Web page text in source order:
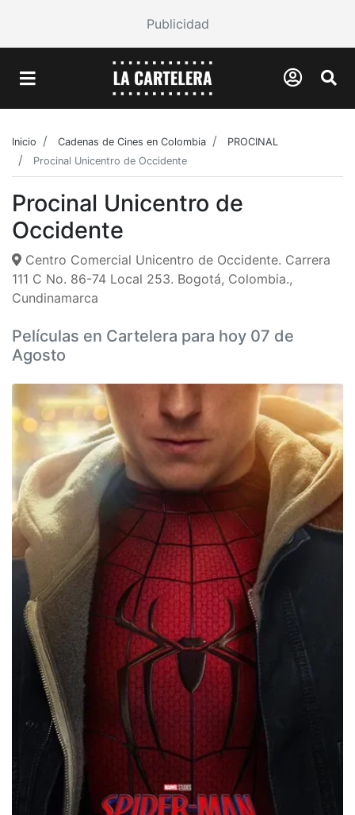
Publicidad
Inicio Cadenas de Cines en Colombia
PROCINAL
Procinal Unicentro de Occidente
Procinal Unicentro de
Occidente
Centro Comercial Unicentro de Occidente. Carrera
111 C No. 86-74 Local 253. Bogotá, Colombia.,
Cundinamarca
Películas en Cartelera para hoy 07 de
Agosto